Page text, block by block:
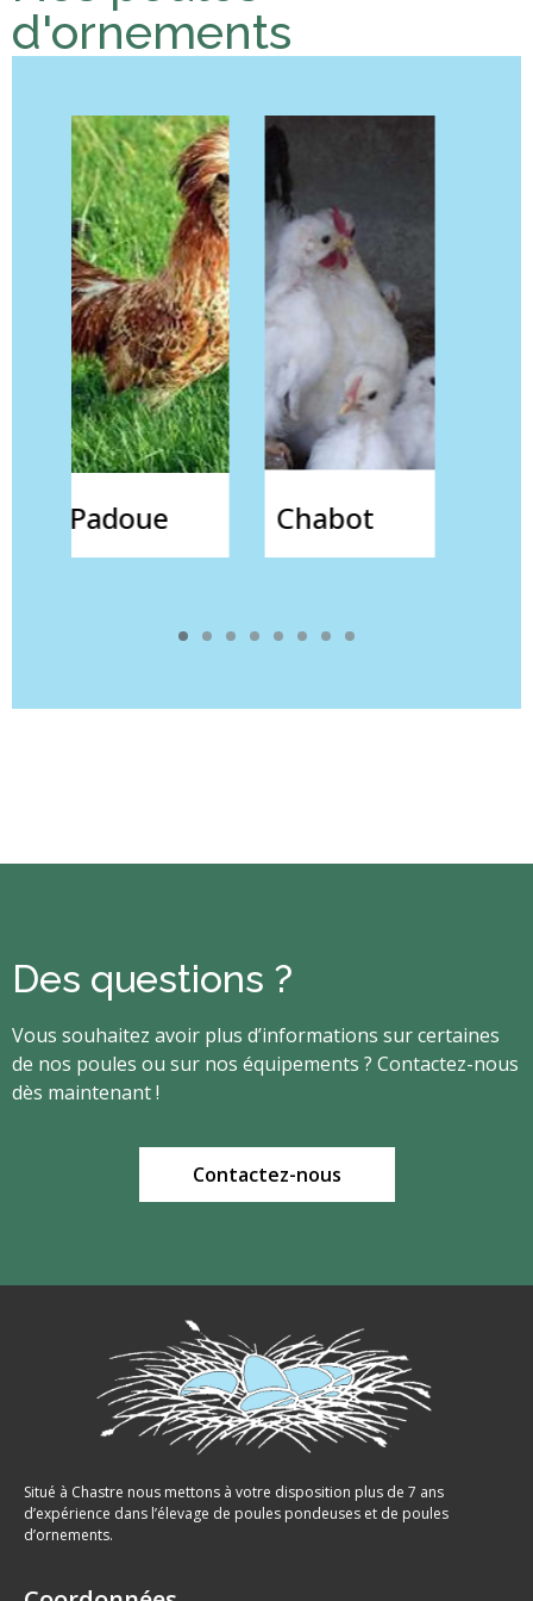
d'ornements
Chabot Brahma
Contactez-nous
Des questions ?
​​​​​​​Vous souhaitez avoir plus d’informations sur certaines
de nos poules ou sur nos équipements ? Contactez-nous
dès maintenant !
Situé à Chastre nous mettons à votre disposition plus de 7 ans
d’expérience dans l’élevage de poules pondeuses et de poules
d’ornements.